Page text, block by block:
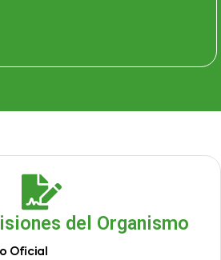
del Organismo
Oficial